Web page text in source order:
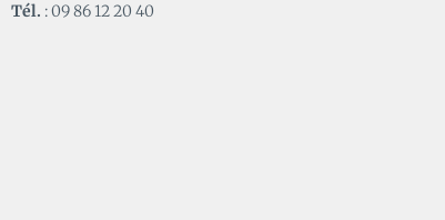
Tél. : 09 86 12 20 40